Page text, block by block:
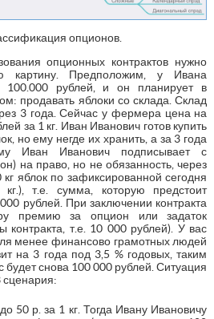
опционов.
опционных контрактов нужно
картину. Предположим, у Ивана
100.000 рублей, и он планирует в
продавать яблоки со склада. Склад
3 года. Сейчас у фермера цена на
за 1 кг. Иван Иванович готов купить
но ему негде их хранить, а за 3 года
Иван Иванович подписывает с
на право, но не обязанность, через
кг яблок по зафиксированной сегодня
т.е. сумма, которую предстоит
рублей. При заключении контракта
премию за опцион или задаток
т.е. 10 000 рублей). У вас
менее финансово грамотных людей
на 3 года под 3,5 % годовых, таким
будет снова 100 000 рублей. Ситуация
сценария:
50 р. за 1 кг. Тогда Ивану Ивановичу